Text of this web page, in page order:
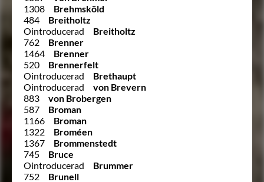
1308
Brehmsköld
484
Breitholtz
Ointroducerad
Breitholtz
762
Brenner
1464
Brenner
520
Brennerfelt
Ointroducerad
Brethaupt
Ointroducerad
von Brevern
883
von Brobergen
587
Broman
1166
Broman
1322
Broméen
1367
Brommenstedt
745
Bruce
Ointroducerad
Brummer
752
Brunell